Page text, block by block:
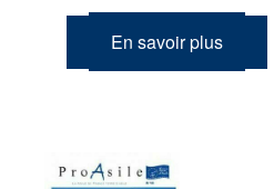
En savoir plus